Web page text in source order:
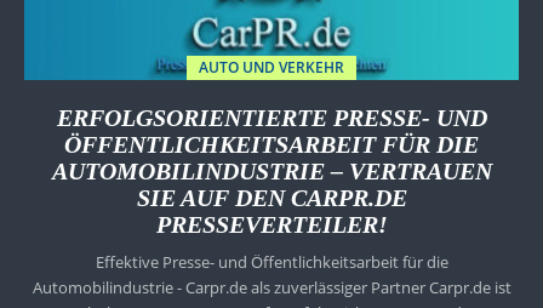
AUTO UND VERKEHR
ERFOLGSORIENTIERTE PRESSE- UND
ÖFFENTLICHKEITSARBEIT FÜR DIE
AUTOMOBILINDUSTRIE – VERTRAUEN
SIE AUF DEN CARPR.DE
PRESSEVERTEILER!
Effektive Presse- und Öffentlichkeitsarbeit für die
Automobilindustrie - Carpr.de als zuverlässiger Partner Carpr.de ist